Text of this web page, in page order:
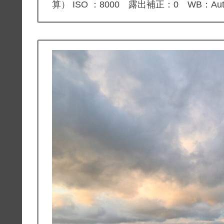
算） ISO ：8000 露出補正：0 WB：